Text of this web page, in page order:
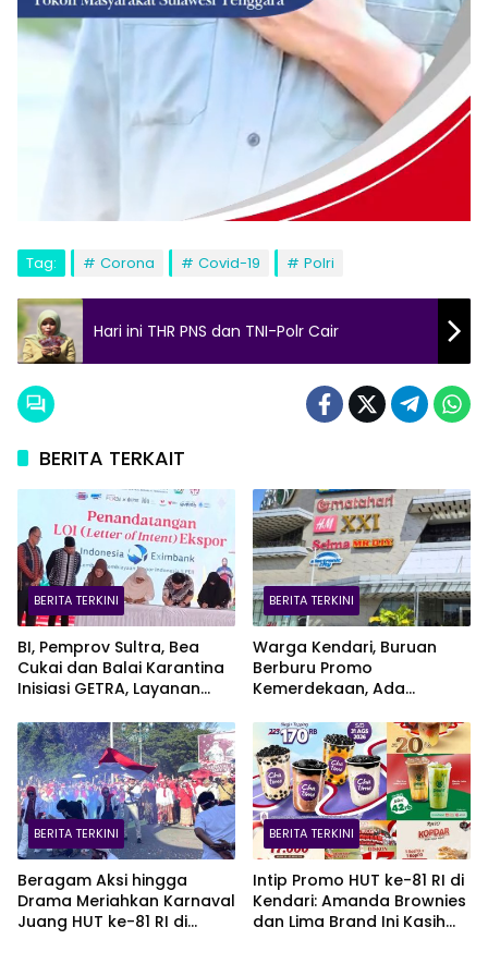
Tag: Corona Covid-19 Polri
Hari ini THR PNS dan TNI-Polr Cair
BERITA TERKAIT
BERITA TERKINI
BI, Pemprov Sultra, Bea
Cukai dan Balai Karantina
Inisiasi GETRA, Layanan
Ekspor
BERITA TERKINI
Warga Kendari, Buruan
Berburu Promo
Kemerdekaan, Ada
EV Car
BERITA TERKINI
Beragam Aksi hingga
Drama Meriahkan Karnaval
Juang HUT ke-81 RI di
BERITA TERKINI
Intip Promo HUT ke-81 RI di
Kendari: Amanda Brownies
dan Lima Brand Ini Kasih